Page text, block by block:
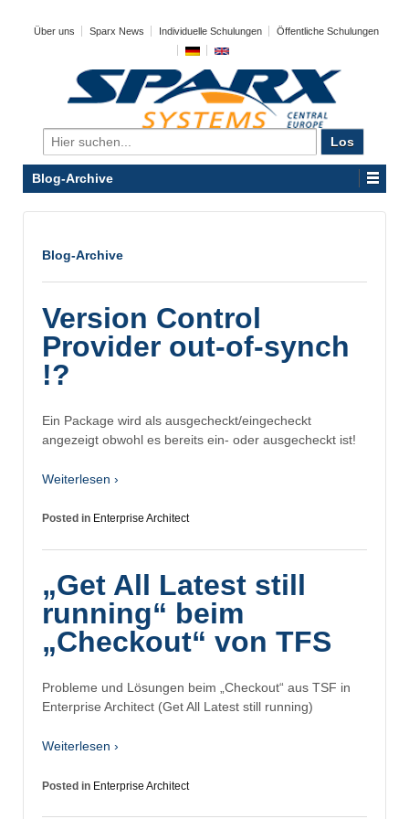
Über uns Sparx News Individuelle Schulungen Öffentliche Schulungen
Search
for:
Blog-Archive
Blog-Archive
Version Control
Provider out-of-synch
!?
Ein Package wird als ausgecheckt/eingecheckt
angezeigt obwohl es bereits ein- oder ausgecheckt ist!
Weiterlesen ›
Posted in Enterprise Architect
„Get All Latest still
running“ beim
„Checkout“ von TFS
Probleme und Lösungen beim „Checkout“ aus TSF in
Enterprise Architect (Get All Latest still running)
Weiterlesen ›
Posted in Enterprise Architect